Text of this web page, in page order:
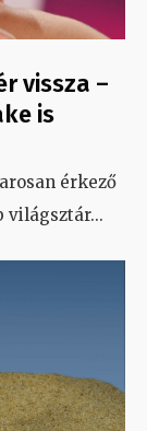
vissza –
is
érkező
világsztár...